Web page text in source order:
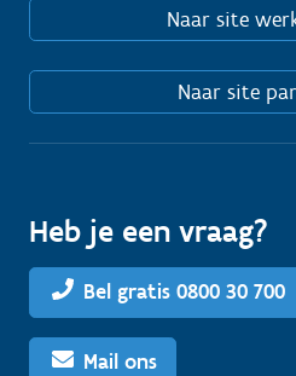
Naar site
Naar site
Heb je een vraag?
Bel gratis 0800 30 700
Mail ons